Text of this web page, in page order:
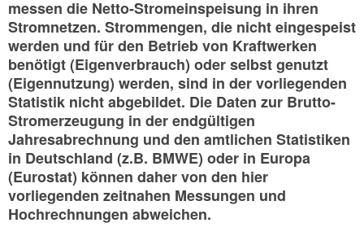
messen die Netto-Stromeinspeisung in ihren
Stromnetzen. Strommengen, die nicht eingespeist
werden und für den Betrieb von Kraftwerken
benötigt (Eigenverbrauch) oder selbst genutzt
(Eigennutzung) werden, sind in der vorliegenden
Statistik nicht abgebildet. Die Daten zur Brutto-
Stromerzeugung in der endgültigen
Jahresabrechnung und den amtlichen Statistiken
in Deutschland (z.B. BMWE) oder in Europa
(Eurostat) können daher von den hier
vorliegenden zeitnahen Messungen und
Hochrechnungen abweichen.